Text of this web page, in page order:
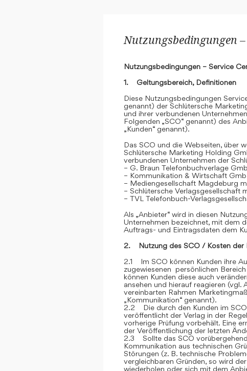
Nutzungsbedingungen –
Nutzungsbedingungen – Service
1. Geltungsbereich, Definitionen
Diese Nutzungsbedingungen
genannt) der Schlütersche
und ihrer verbundenen
Folgenden „SCO“ genannt) des
„Kunden“ genannt).
Das SCO und die Webseiten, über
Schlütersche Marketing Holding
verbundenen Unternehmen der
– G. Braun Telefonbuchverlage
– Kommunikation & Wirtschaft
– Mediengesellschaft Magdeburg
– Schlütersche Verlagsgesellschaft
– TVL Telefonbuch-
Als „Anbieter“ wird in diesen
Unternehmen bezeichnet, mit dem
Auftrags- und Eintragsdaten dem
2. Nutzung des SCO / Kosten der
2.1 Im SCO können Kunden ihre
zugewiesenen persönlichen
können Kunden diese auch
ansehen und hierauf reagieren
vereinbarten Rahmen
„Kommunikation“ genannt).
2.2 Die durch den Kunden im
veröffentlicht der Verlag in der
vorherige Prüfung vorbehält. Eine
der Veröffentlichung der letzten
2.3 Sollte das SCO
Kommunikation aus technischen
Störungen (z. B. technische
vergleichbaren Gründen, so wird
wiederholen oder sich mit dem